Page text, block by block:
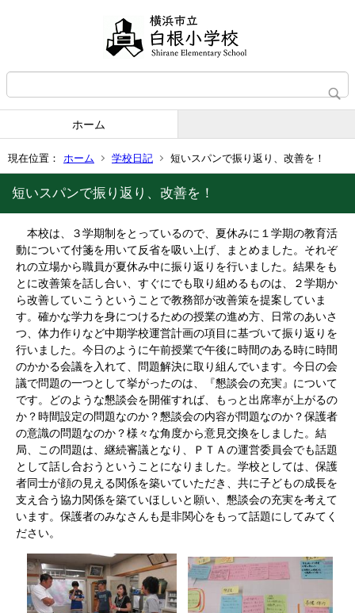
ホーム
現在位置： ホーム 学校日記 短いスパンで振り返り、改善を！
短いスパンで振り返り、改善を！
本校は、３学期制をとっているので、夏休みに１学期の教育活
動について付箋を用いて反省を吸い上げ、まとめました。それぞ
れの立場から職員が夏休み中に振り返りを行いました。結果をも
とに改善策を話し合い、すぐにでも取り組めるものは、２学期か
ら改善していこうということで教務部が改善策を提案していま
す。確かな学力を身につけるための授業の進め方、日常のあいさ
つ、体力作りなど中期学校運営計画の項目に基づいて振り返りを
行いました。今日のように午前授業で午後に時間のある時に時間
のかかる会議を入れて、問題解決に取り組んでいます。今日の会
議で問題の一つとして挙がったのは、『懇談会の充実』について
です。どのような懇談会を開催すれば、もっと出席率が上がるの
か？時間設定の問題なのか？懇談会の内容が問題なのか？保護者
の意識の問題なのか？様々な角度から意見交換をしました。結
局、この問題は、継続審議となり、ＰＴＡの運営委員会でも話題
として話し合おうということになりました。学校としては、保護
者同士が顔の見える関係を築いていただき、共に子どもの成長を
支え合う協力関係を築ていほしいと願い、懇談会の充実を考えて
います。保護者のみなさんも是非関心をもって話題にしてみてく
ださい。